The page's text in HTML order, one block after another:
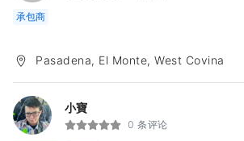
承包商
Pasadena, El Monte, West Covina
小寶
0 条评论